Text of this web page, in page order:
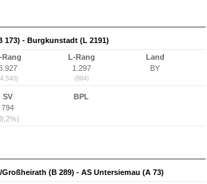
173) - Burgkunstadt (L 2191)
Rang
L-Rang
1.297
(884)
Land
BY
SV
794
BPL
(B 289) - AS Untersiemau (A 73)